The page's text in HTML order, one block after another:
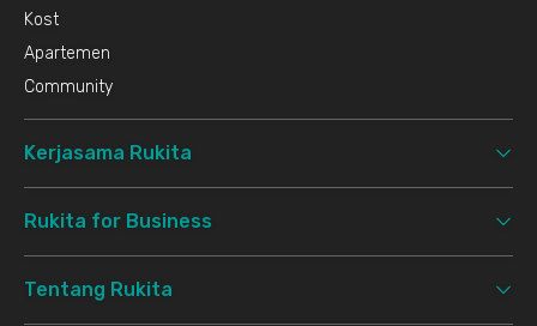
Kost
Apartemen
Community
Kerjasama Rukita
Rukita for Business
Tentang Rukita